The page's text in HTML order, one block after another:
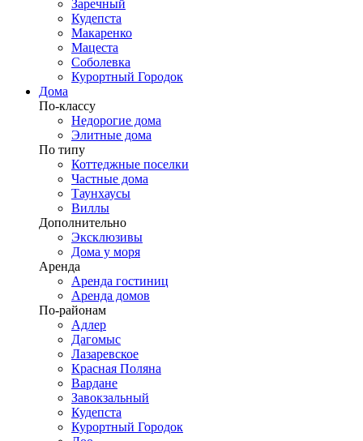
Заречный
Кудепста
Макаренко
Мацеста
Соболевка
Курортный Городок
Дома
По-классу
Недорогие дома
Элитные дома
По типу
Коттеджные поселки
Частные дома
Таунхаусы
Виллы
Дополнительно
Эксклюзивы
Дома у моря
Аренда
Аренда гостиниц
Аренда домов
По-районам
Адлер
Дагомыс
Лазаревское
Красная Поляна
Вардане
Завокзальный
Кудепста
Курортный Городок